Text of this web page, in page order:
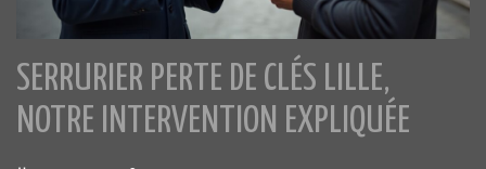
SERRURIER PERTE DE CLÉS LILLE,
NOTRE INTERVENTION EXPLIQUÉE